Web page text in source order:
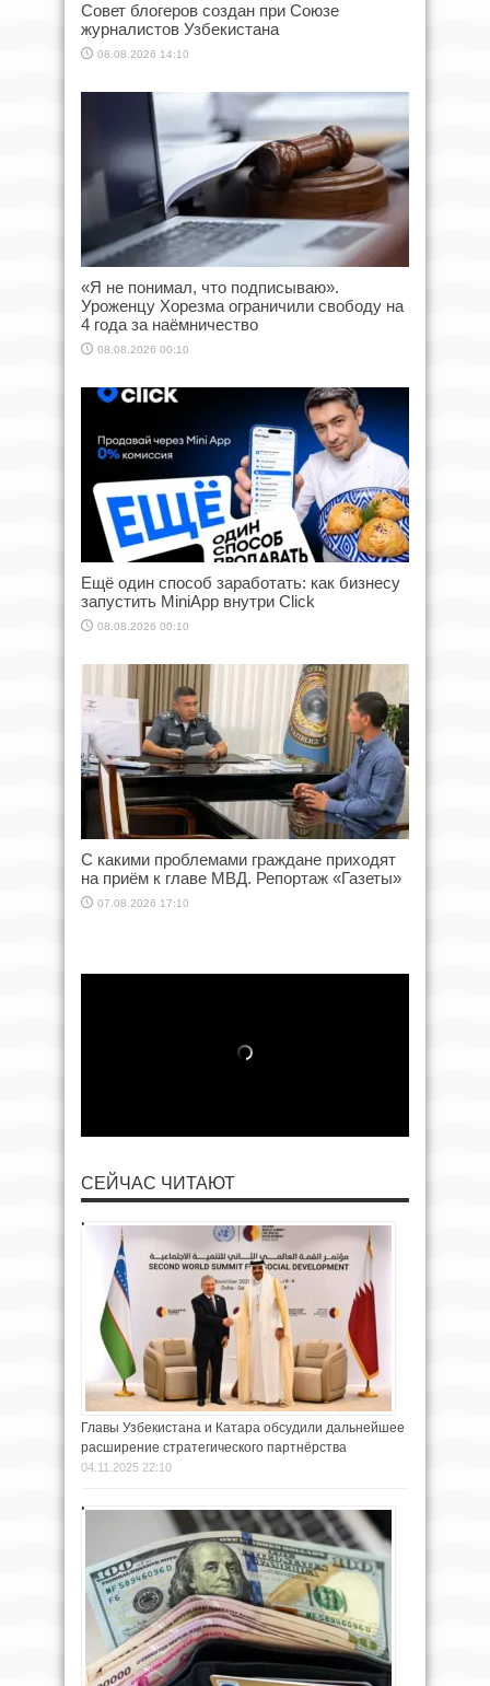
Совет блогеров создан при Союзе
журналистов Узбекистана
08.08.2026 14:10
«Я не понимал, что подписываю».
Уроженцу Хорезма ограничили свободу на
4 года за наёмничество
08.08.2026 00:10
Ещё один способ заработать: как бизнесу
запустить MiniApp внутри Click
08.08.2026 00:10
С какими проблемами граждане приходят
на приём к главе МВД. Репортаж «Газеты»
07.08.2026 17:10
СЕЙЧАС ЧИТАЮТ
Главы Узбекистана и Катара обсудили дальнейшее
расширение стратегического партнёрства
04.11.2025 22:10